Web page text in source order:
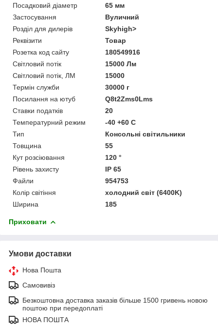
Посадковий діаметр
65 мм
Застосування
Вуличний
Розділ для дилерів
Skyhigh>
Реквізити
Товар
Розетка код сайту
180549916
Світловий потік
15000 Лм
Світловий потік, ЛМ
15000
Термін служби
30000 г
Посилання на ютуб
Q8t2Zms0Lms
Ставки податків
20
Температурний режим
-40 +60 C
Тип
Консольні світильники
Товщина
55
Кут розсіювання
120 °
Рівень захисту
IP 65
Файли
954753
Колір світіння
холодний світ (6400K)
Ширина
185
Приховати
Умови доставки
Нова Пошта
Самовивіз
Безкоштовна доставка заказів більше 1500 гривень новою
поштою при передоплаті
НОВА ПОШТА